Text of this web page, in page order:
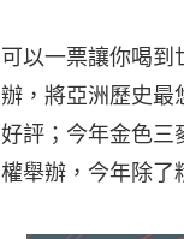
可以一票讓你喝到
辦，將亞洲歷史最
好評；今年金色三
權舉辦，今年除了